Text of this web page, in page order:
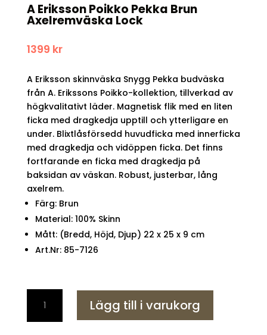
A Eriksson Poikko Pekka Brun
Axelremväska Lock
1399 kr
A Eriksson skinnväska Snygg Pekka budväska
från A. Erikssons Poikko-kollektion, tillverkad av
högkvalitativt läder. Magnetisk flik med en liten
ficka med dragkedja upptill och ytterligare en
under. Blixtlåsförsedd huvudficka med innerficka
med dragkedja och vidöppen ficka. Det finns
fortfarande en ficka med dragkedja på
baksidan av väskan. Robust, justerbar, lång
axelrem.
Färg: Brun
Material: 100% Skinn
Mått: (Bredd, Höjd, Djup) 22 x 25 x 9 cm
Art.Nr: 85-7126
Eriksson
Poikko
Lägg till i varukorg